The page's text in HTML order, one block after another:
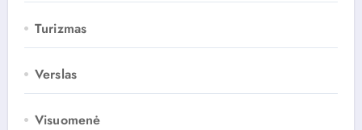
Turizmas
Verslas
Visuomenė